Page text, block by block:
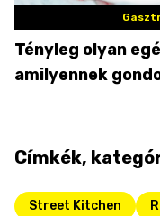
Tényleg olyan
amilyennek
Címkék,
Street Kitchen